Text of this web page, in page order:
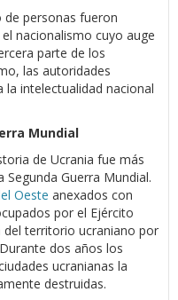
personas fueron
nacionalismo cuyo auge
parte de los
las autoridades
intelectualidad nacional
Mundial
de Ucrania fue más
Guerra Mundial.
Oeste anexados con
por el Ejército
del territorio ucraniano por
dos años los
ucranianas la
destruidas.